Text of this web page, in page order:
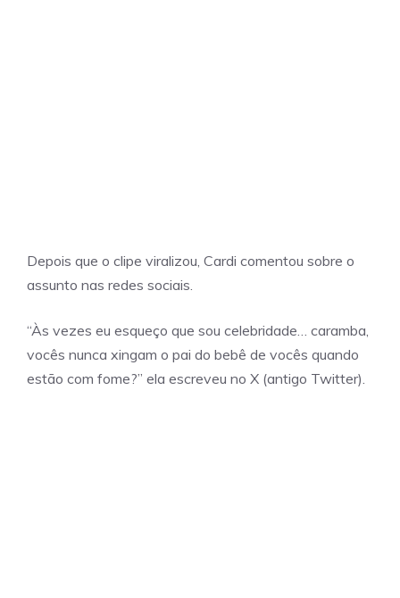
Depois que o clipe viralizou, Cardi comentou sobre o
assunto nas redes sociais.
“Às vezes eu esqueço que sou celebridade… caramba,
vocês nunca xingam o pai do bebê de vocês quando
estão com fome?” ela escreveu no X (antigo Twitter).